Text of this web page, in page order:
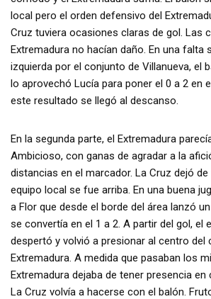
local pero el orden defensivo del
Cruz tuviera ocasiones claras de gol. Las
Extremadura no hacían daño. En una falta
izquierda por el conjunto de Villanueva, el
lo aprovechó Lucía para poner el 0 a 2 en
este resultado se llegó al descanso.
En la segunda parte, el Extremadura
Ambicioso, con ganas de agradar a la
distancias en el marcador. La Cruz dejó
equipo local se fue arriba. En una buena
a Flor que desde el borde del área lanzó
se convertía en el 1 a 2. A partir del gol, el
despertó y volvió a presionar al centro del
Extremadura. A medida que pasaban los
Extremadura dejaba de tener presencia
La Cruz volvía a hacerse con el balón.